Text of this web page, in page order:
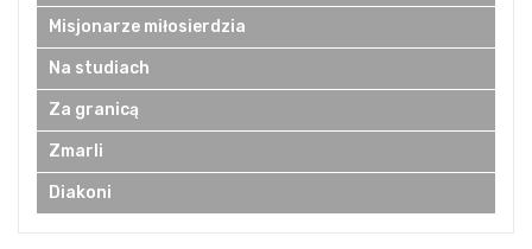
Misjonarze miłosierdzia
Na studiach
Za granicą
Zmarli
Diakoni